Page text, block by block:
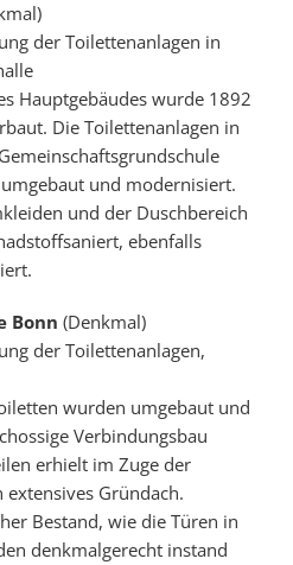
der Toilettenanlagen in
Hauptgebäudes wurde 1892
Die Toilettenanlagen in
und modernisiert.
und der Duschbereich
ebenfalls
Bonn (Denkmal)
der Toilettenanlagen,
wurden umgebaut und
Verbindungsbau
erhielt im Zuge der
extensives Gründach.
Bestand, wie die Türen in
denkmalgerecht instand